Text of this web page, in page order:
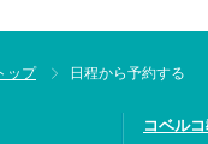
ップ 日程から予約する
コベル